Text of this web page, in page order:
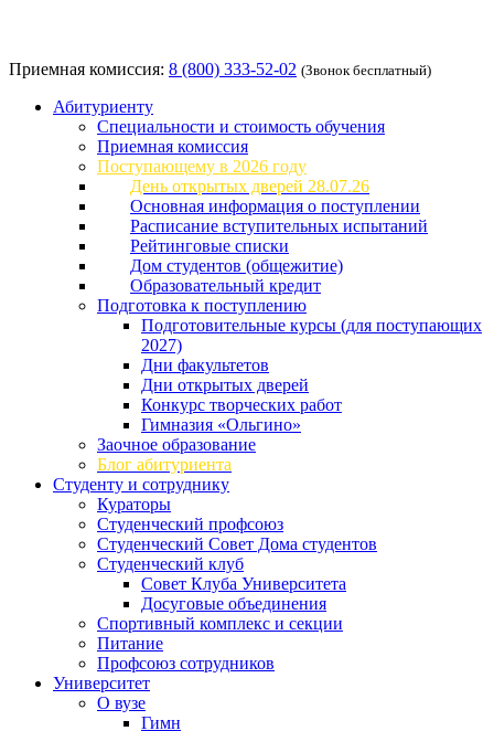
Приемная комиссия: 8 (800) 333-52-02 (Звонок бесплатный)
Абитуриенту
Специальности и стоимость обучения
Приемная комиссия
Поступающему в 2026 году
День открытых дверей 28.07.26
Основная информация о поступлении
Расписание вступительных испытаний
Рейтинговые списки
Дом студентов (общежитие)
Образовательный кредит
Подготовка к поступлению
Подготовительные курсы (для поступающих
2027)
Дни факультетов
Дни открытых дверей
Конкурс творческих работ
Гимназия «Ольгино»
Заочное образование
Блог абитуриента
Студенту и сотруднику
Кураторы
Студенческий профсоюз
Студенческий Совет Дома студентов
Студенческий клуб
Совет Клуба Университета
Досуговые объединения
Спортивный комплекс и секции
Питание
Профсоюз сотрудников
Университет
О вузе
Гимн